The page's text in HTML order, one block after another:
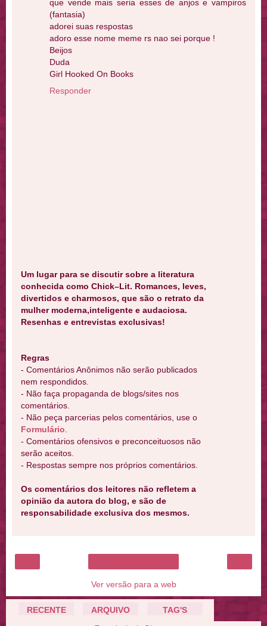
que vende mais seria esses de anjos e vampiros
(fantasia)
adorei suas respostas
adoro esse nome meme rs nao sei porque !
Beijos
Duda
Girl Hooked On Books
Responder
Um lugar para se discutir sobre a literatura
conhecida como Chick–Lit. Romances, leves,
divertidos e charmosos, que são o retrato da
mulher moderna,inteligente e audaciosa.
Resenhas e entrevistas exclusivas!
Regras
- Comentários Anônimos não serão publicados
nem respondidos.
- Não faça propaganda de blogs/sites nos
comentários.
- Não peça parcerias pelos comentários, use o
Formulário
- Comentários ofensivos e preconceituosos não
serão aceitos.
- Respostas sempre nos próprios comentários.
Os comentários dos leitores não refletem a
opinião da autora do blog, e são de
responsabilidade exclusiva dos mesmos.
Ver versão para a web
RECENTE ARQUIVO TAG'S